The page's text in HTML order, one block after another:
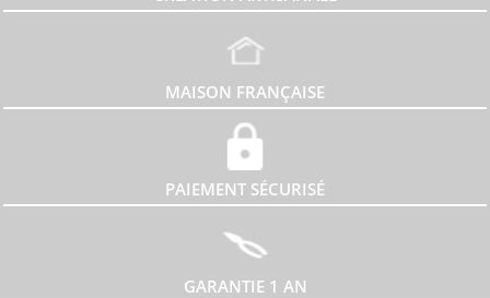
MAISON FRANÇAISE
PAIEMENT SÉCURISÉ
GARANTIE 1 AN